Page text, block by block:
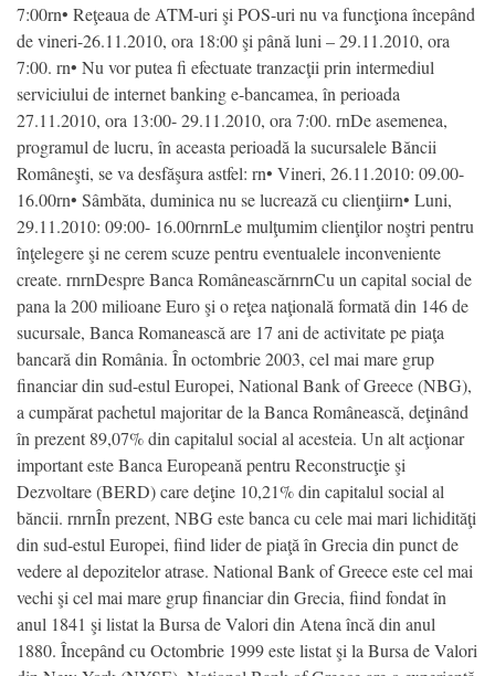
7:00rn• Reţeaua de ATM-uri şi POS-uri nu va funcţiona începând
de vineri-26.11.2010, ora 18:00 şi până luni – 29.11.2010, ora
7:00. rn• Nu vor putea fi efectuate tranzacţii prin intermediul
serviciului de internet banking e-bancamea, în perioada
27.11.2010, ora 13:00- 29.11.2010, ora 7:00. rnDe asemenea,
programul de lucru, în aceasta perioadă la sucursalele Băncii
Româneşti, se va desfăşura astfel: rn• Vineri, 26.11.2010: 09.00-
16.00rn• Sâmbăta, duminica nu se lucrează cu clienţiirn• Luni,
29.11.2010: 09:00- 16.00rnrnLe mulţumim clienţilor noştri pentru
înţelegere şi ne cerem scuze pentru eventualele inconveniente
create. rnrnDespre Banca RomâneascărnrnCu un capital social de
pana la 200 milioane Euro şi o reţea naţională formată din 146 de
sucursale, Banca Romanească are 17 ani de activitate pe piaţa
bancară din România. În octombrie 2003, cel mai mare grup
financiar din sud-estul Europei, National Bank of Greece (NBG),
a cumpărat pachetul majoritar de la Banca Românească, deţinând
în prezent 89,07% din capitalul social al acesteia. Un alt acţionar
important este Banca Europeană pentru Reconstrucţie şi
Dezvoltare (BERD) care deţine 10,21% din capitalul social al
băncii. rnrnÎn prezent, NBG este banca cu cele mai mari lichidităţi
din sud-estul Europei, fiind lider de piaţă în Grecia din punct de
vedere al depozitelor atrase. National Bank of Greece este cel mai
vechi şi cel mai mare grup financiar din Grecia, fiind fondat în
anul 1841 şi listat la Bursa de Valori din Atena încă din anul
1880. Începând cu Octombrie 1999 este listat şi la Bursa de Valori